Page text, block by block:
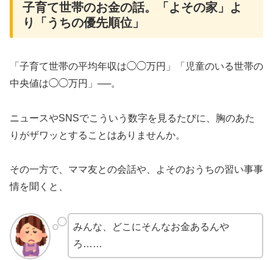
子育て世帯のお金の話。「よその家」よ
り「うちの優先順位」
「子育て世帯の平均年収は◯◯万円」「児童のいる世帯の
中央値は◯◯万円」──。
ニュースやSNSでこういう数字を見るたびに、胸のあた
りがザワッとすることはありませんか。
その一方で、ママ友との会話や、よそのおうちの習い事事
情を聞くと、
みんな、どこにそんなお金あるんや
ろ……